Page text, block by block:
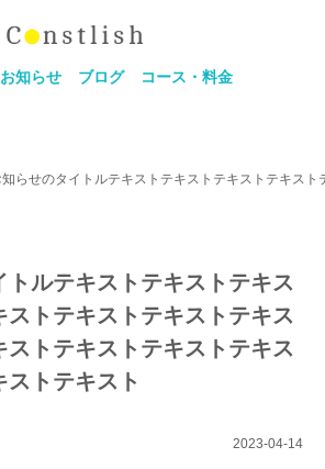
お知らせ ブログ コース・料金
知らせのタイトルテキストテキストテキストテキス
トルテキストテキストテキス
ストテキストテキストテキス
ストテキストテキストテキス
ストテキスト
2023-04-14